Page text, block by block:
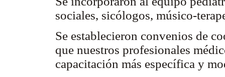
sociales, sicólogos, músico-
Se establecieron convenios de
que nuestros profesionales
capacitación más específica y